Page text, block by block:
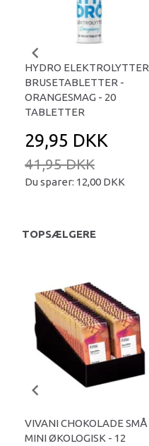
HYDRO ELEKTROLYTTER
BRUSETABLETTER -
ORANGESMAG - 20
TABLETTER
29,95 DKK
41,95 DKK
Du sparer: 12,00 DKK
TOPSÆLGERE
VIVANI CHOKOLADE SMÅ
MINI ØKOLOGISK - 12